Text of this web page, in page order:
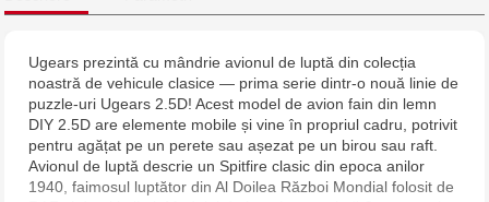
Jucărenia Rîșcani - bd. Moscova, 2
Jucărenia Bălți - str. Alexandru Cel Bun, 5
Jucărenia Cahul - str. Ștefan cel Mare, 29А
Ugears prezintă cu mândrie avionul de luptă din colecția
noastră de vehicule clasice — prima serie dintr-o nouă linie de
puzzle-uri Ugears 2.5D! Acest model de avion fain din lemn
DIY 2.5D are elemente mobile și vine în propriul cadru, potrivit
pentru agățat pe un perete sau așezat pe un birou sau raft.
Avionul de luptă descrie un Spitfire clasic din epoca anilor
1940, faimosul luptător din Al Doilea Război Mondial folosit de